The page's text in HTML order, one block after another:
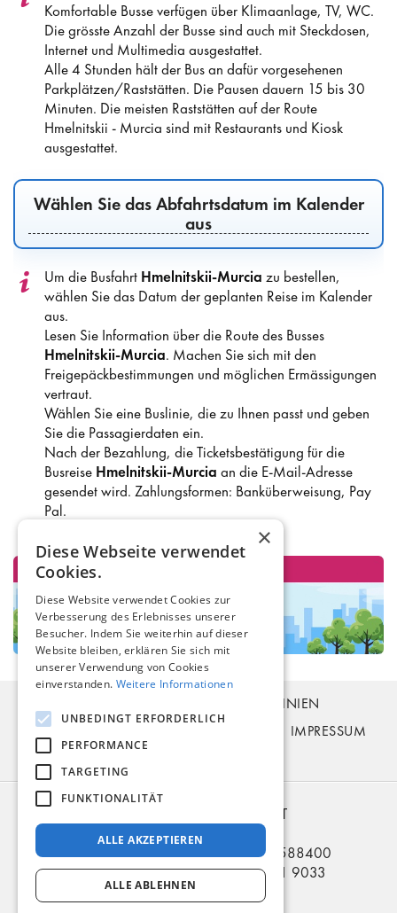
Komfortable Busse verfügen über Klimaanlage, TV, WC.
Die grösste Anzahl der Busse sind auch mit Steckdosen,
Internet und Multimedia ausgestattet.
Alle 4 Stunden hält der Bus an dafür vorgesehenen
Parkplätzen/Raststätten. Die Pausen dauern 15 bis 30
Minuten. Die meisten Raststätten auf der Route
Hmelnitskii - Murcia sind mit Restaurants und Kiosk
ausgestattet.
Wählen Sie das Abfahrtsdatum im Kalender
aus
Um die Busfahrt Hmelnitskii-Murcia zu bestellen,
wählen Sie das Datum der geplanten Reise im Kalender
aus.
Lesen Sie Information über die Route des Busses
Hmelnitskii-Murcia. Machen Sie sich mit den
Freigepäckbestimmungen und möglichen Ermässigungen
vertraut.
Wählen Sie eine Buslinie, die zu Ihnen passt und geben
Sie die Passagierdaten ein.
Nach der Bezahlung, die Ticketsbestätigung für die
Busreise Hmelnitskii-Murcia an die E-Mail-Adresse
gesendet wird. Zahlungsformen: Banküberweisung, Pay
Pal.
BUSLINIEN
BUSHALTESTELLEN
IMPRESSUM
2006 – 2026 © EURO-BILET
BUS nach RU BY UA
Telefon in Deutschland: +49 5321 3588400
Telefon in der Ukraine: +380 914 81 9033
Zahlungsarten
×
Diese Webseite verwendet
Cookies.
Diese Website verwendet Cookies zur
Verbesserung des Erlebnisses unserer
Besucher. Indem Sie weiterhin auf dieser
Website bleiben, erklären Sie sich mit
unserer Verwendung von Cookies
einverstanden. Weitere Informationen
UNBEDINGT ERFORDERLICH
PERFORMANCE
TARGETING
FUNKTIONALITÄT
ALLE AKZEPTIEREN
ALLE ABLEHNEN